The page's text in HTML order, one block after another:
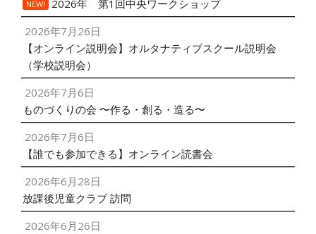
NEW!
2026年 第1回中央ワークショップ
2026年7月26日
【オンライン説明会】オルタナティブスクール説明会
（学校説明会）
2026年7月6日
ものづくりの会 〜作る・創る・造る〜
2026年7月6日
【誰でも参加できる】オンライン読書会
2026年6月28日
放課後児童クラブ 訪問
2026年6月26日